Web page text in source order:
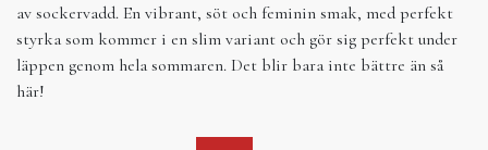
av sockervadd. En vibrant, söt och feminin smak, med perfekt
styrka som kommer i en slim variant och gör sig perfekt under
läppen genom hela sommaren. Det blir bara inte bättre än så
här!